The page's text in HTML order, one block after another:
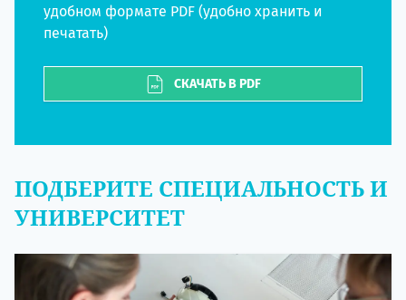
удобном формате PDF (удобно хранить и
печатать)
СКАЧАТЬ В PDF
ПОДБЕРИТЕ СПЕЦИАЛЬНОСТЬ И
УНИВЕРСИТЕТ